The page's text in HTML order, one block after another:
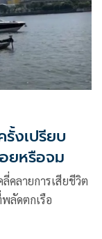
รั้งเปรียบ
ยหรือจม
คลายการเสียชีวิต
ลัดตกเรือ